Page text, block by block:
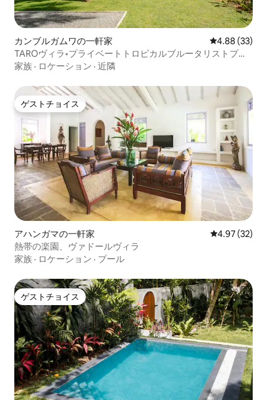
カンブルガムワの一軒家 レビュー33
4.88 (33)
TAROヴィラ•プライベートトロピカルブルータリストプー
ルホーム
家族 · ロケーション · 近隣
ゲストチョイス
ゲストチョイス
アハンガマの一軒家 レビュー32
4.97 (32)
熱帯の楽園、ヴァドールヴィラ
家族 · ロケーション · プール
ゲストチョイス
ゲストチョイス